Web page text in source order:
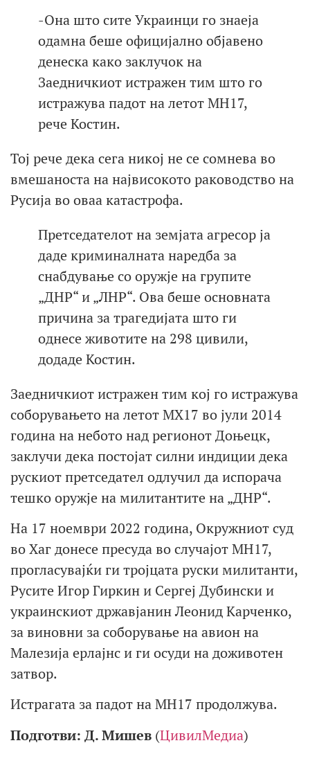
-Она што сите Украинци го знаеја
одамна беше официјално објавено
денеска како заклучок на
Заедничкиот истражен тим што го
истражува падот на летот MH17,
рече Костин.
Тој рече дека сега никој не се сомнева во
вмешаноста на највисокото раководство на
Русија во оваа катастрофа.
Претседателот на земјата агресор ја
даде криминалната наредба за
снабдување со оружје на групите
„ДНР“ и „ЛНР“. Ова беше основната
причина за трагедијата што ги
однесе животите на 298 цивили,
додаде Костин.
Заедничкиот истражен тим кој го истражува
соборувањето на летот МХ17 во јули 2014
година на небото над регионот Доњецк,
заклучи дека постојат силни индиции дека
рускиот претседател одлучил да испорача
тешко оружје на милитантите на „ДНР“.
На 17 ноември 2022 година, Окружниот суд
во Хаг донесе пресуда во случајот MH17,
прогласувајќи ги тројцата руски милитанти,
Русите Игор Гиркин и Сергеј Дубински и
украинскиот државјанин Леонид Карченко,
за виновни за соборување на авион на
Малезија ерлајнс и ги осуди на доживотен
затвор.
Истрагата за падот на MH17 продолжува.
Подготви: Д. Мишев (ЦивилМедиа)